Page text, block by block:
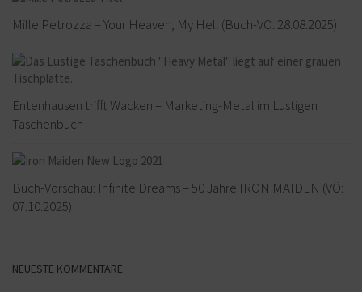
Mille Petrozza – Your Heaven, My Hell (Buch-VÖ: 28.08.2025)
Entenhausen trifft Wacken – Marketing-Metal im Lustigen
Taschenbuch
Buch-Vorschau: Infinite Dreams – 50 Jahre IRON MAIDEN (VÖ:
07.10.2025)
NEUESTE KOMMENTARE